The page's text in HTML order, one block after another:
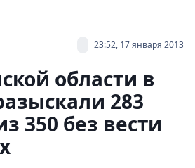
23:52, 17 января 2013
области в
283
350 без вести